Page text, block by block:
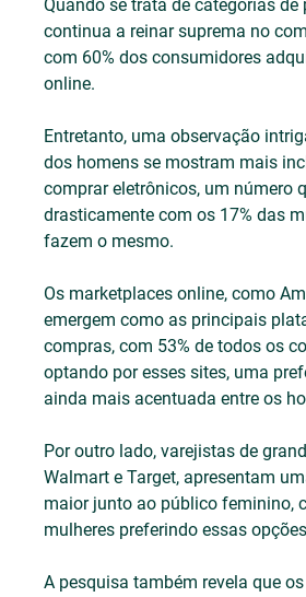
Quando se trata de categorias de
continua a reinar suprema no
com 60% dos consumidores
online.
Entretanto, uma observação
dos homens se mostram mais
comprar eletrônicos, um número
drasticamente com os 17% das
fazem o mesmo.
Os marketplaces online, como
emergem como as principais
compras, com 53% de todos os
optando por esses sites, uma
ainda mais acentuada entre os
Por outro lado, varejistas de
Walmart e Target, apresentam
maior junto ao público feminino,
mulheres preferindo essas
A pesquisa também revela que